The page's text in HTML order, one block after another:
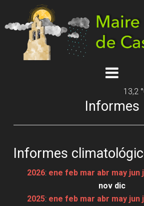
13,2
Informes
Informes
2026: ene feb mar abr may jun
nov dic
2025: ene feb mar abr may jun